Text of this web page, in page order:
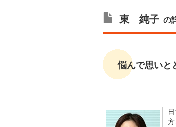
東 純子 の
悩んで思いと
方